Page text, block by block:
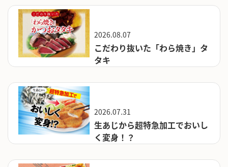
2026.08.07
こだわり抜いた「わら焼き」タ
タキ
2026.07.31
生あじから超特急加工でおいし
く変身！？